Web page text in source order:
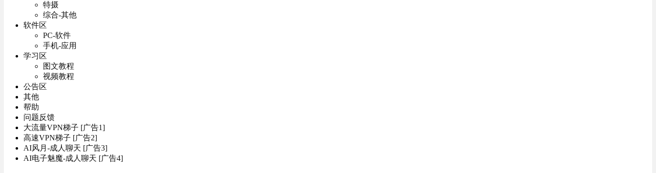
特摄
综合-其他
软件区
PC-软件
手机-应用
学习区
图文教程
视频教程
公告区
其他
帮助
问题反馈
大流量VPN梯子 [广告1]
高速VPN梯子 [广告2]
AI风月-成人聊天 [广告3]
AI电子魅魔-成人聊天 [广告4]